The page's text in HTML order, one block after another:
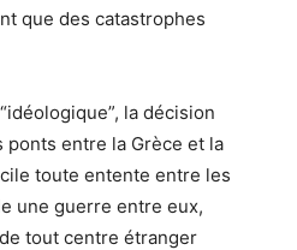
que des catastrophes
la décision
entre la Grèce et la
toute entente entre les
une guerre entre eux,
tout centre étranger